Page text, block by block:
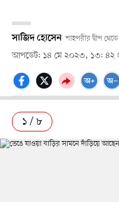
সাজিদ হোসেন শাহপরীর দ্বীপ থেকে
আপডেট: ১৪ মে ২০২৩, ১৩: ৪২
১ / ৮